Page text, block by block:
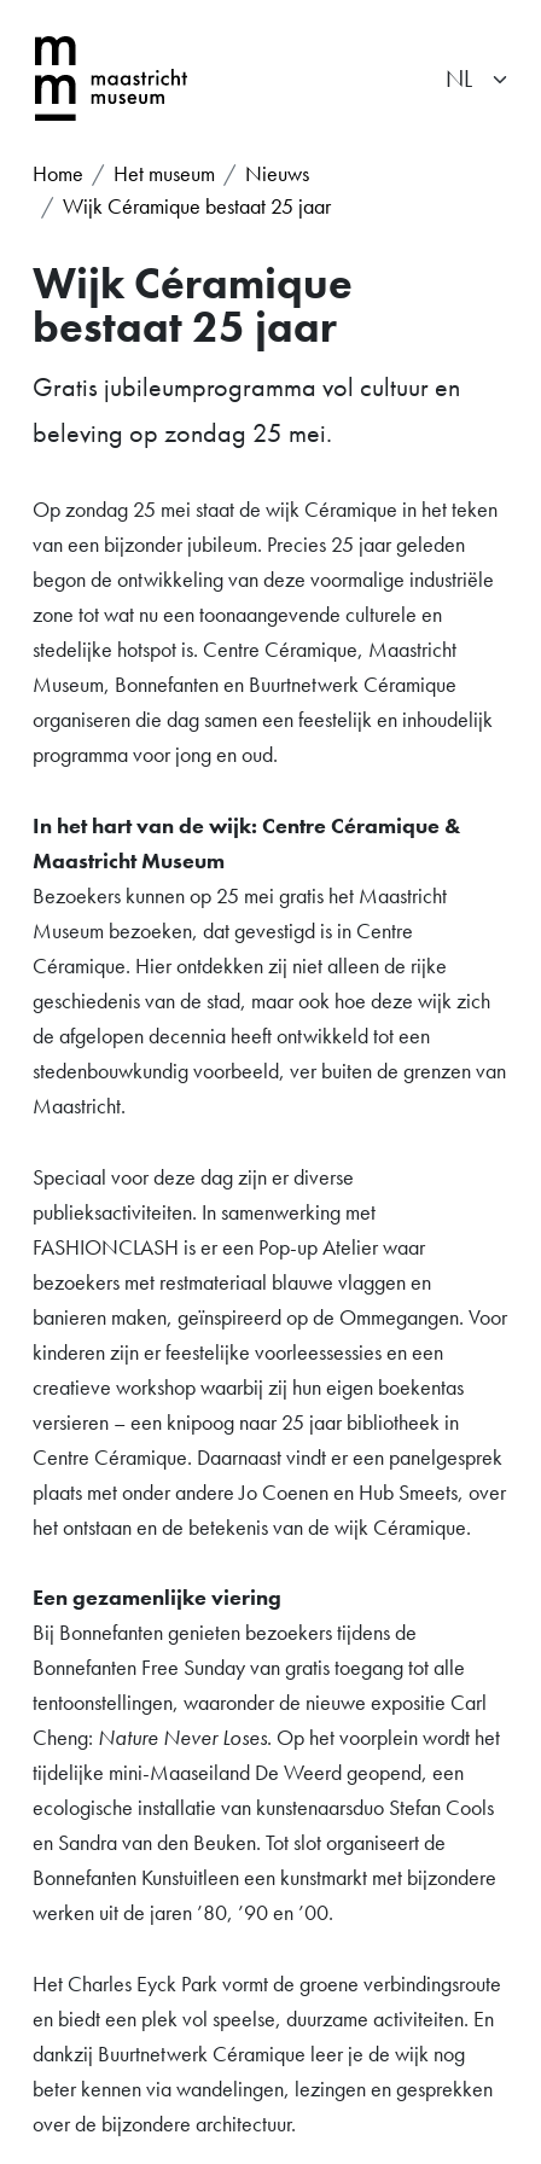
Home Het museum
Nieuws
Wijk Céramique bestaat 25 jaar
Wijk Céramique
bestaat 25 jaar
Gratis jubileumprogramma vol cultuur en
beleving op zondag 25 mei.
Op zondag 25 mei staat de wijk Céramique in het teken
van een bijzonder jubileum. Precies 25 jaar geleden
begon de ontwikkeling van deze voormalige industriële
zone tot wat nu een toonaangevende culturele en
stedelijke hotspot is. Centre Céramique, Maastricht
Museum, Bonnefanten en Buurtnetwerk Céramique
organiseren die dag samen een feestelijk en inhoudelijk
programma voor jong en oud.
In het hart van de wijk: Centre Céramique &
Maastricht Museum
Bezoekers kunnen op 25 mei gratis het Maastricht
Museum bezoeken, dat gevestigd is in Centre
Céramique. Hier ontdekken zij niet alleen de rijke
geschiedenis van de stad, maar ook hoe deze wijk zich
de afgelopen decennia heeft ontwikkeld tot een
stedenbouwkundig voorbeeld, ver buiten de grenzen van
Maastricht.
Speciaal voor deze dag zijn er diverse
publieksactiviteiten. In samenwerking met
FASHIONCLASH is er een Pop-up Atelier waar
bezoekers met restmateriaal blauwe vlaggen en
banieren maken, geïnspireerd op de Ommegangen. Voor
kinderen zijn er feestelijke voorleessessies en een
creatieve workshop waarbij zij hun eigen boekentas
versieren – een knipoog naar 25 jaar bibliotheek in
Centre Céramique. Daarnaast vindt er een panelgesprek
plaats met onder andere Jo Coenen en Hub Smeets, over
het ontstaan en de betekenis van de wijk Céramique.
Een gezamenlijke viering
Bij Bonnefanten genieten bezoekers tijdens de
Bonnefanten Free Sunday van gratis toegang tot alle
tentoonstellingen, waaronder de nieuwe expositie Carl
Cheng: Nature Never Loses. Op het voorplein wordt het
tijdelijke mini-Maaseiland De Weerd geopend, een
ecologische installatie van kunstenaarsduo Stefan Cools
en Sandra van den Beuken. Tot slot organiseert de
Bonnefanten Kunstuitleen een kunstmarkt met bijzondere
werken uit de jaren ’80, ’90 en ’00.
Het Charles Eyck Park vormt de groene verbindingsroute
en biedt een plek vol speelse, duurzame activiteiten. En
dankzij Buurtnetwerk Céramique leer je de wijk nog
beter kennen via wandelingen, lezingen en gesprekken
over de bijzondere architectuur.